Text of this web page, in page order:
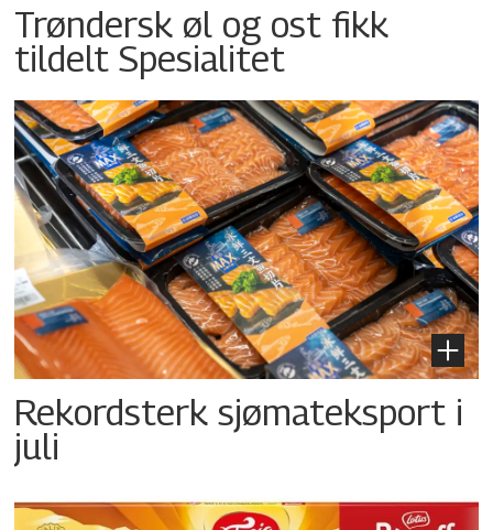
Trøndersk øl og ost fikk
tildelt Spesialitet
Rekordsterk sjømateksport i
juli